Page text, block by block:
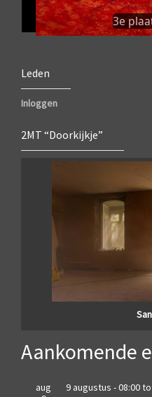
3e
Leden
Inloggen
2MT “Doorkijkje”
Aankomende
aug
9 augustus - 08:00